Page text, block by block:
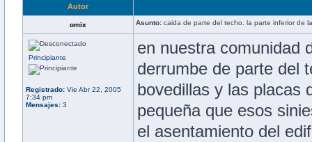
Autor
omix Asunto: caida de parte del techo. la parte inferior de
Principiante
Registrado: Vie Abr 22, 2005
7:34 pm
Mensajes: 3
en nuestra comunidad
derrumbe de parte del
bovedillas y las placas
pequeña que esos
el asentamiento del